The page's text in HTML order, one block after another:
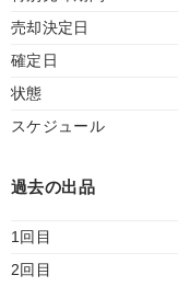
売却決定日
確定日
状態
スケジュール
過去の出品
1回目
2回目